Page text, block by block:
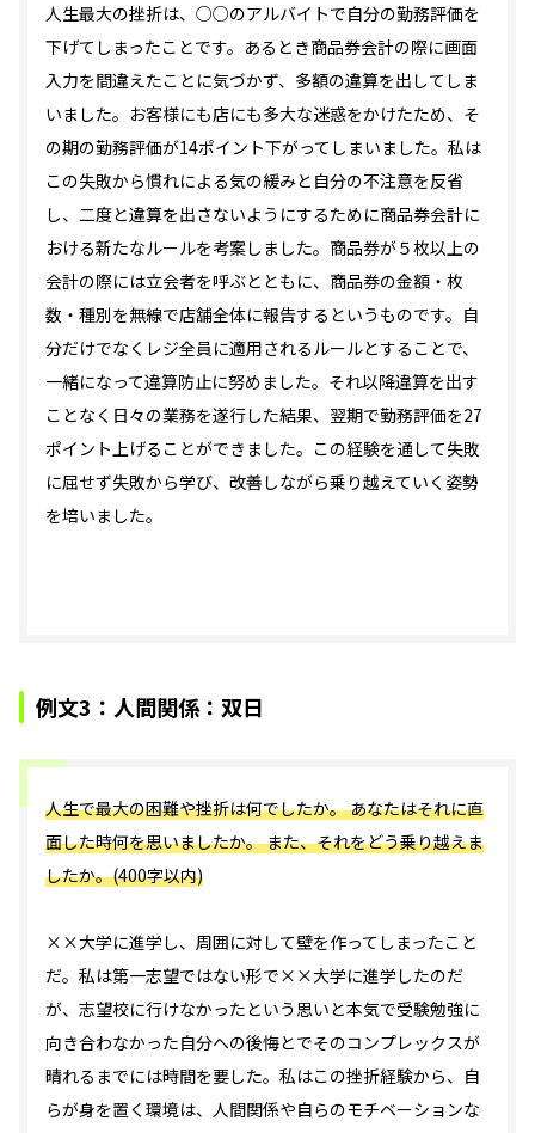
人生最大の挫折は、○○のアルバイトで自分の勤務評価を
下げてしまったことです。あるとき商品券会計の際に画面
入力を間違えたことに気づかず、多額の違算を出してしま
いました。お客様にも店にも多大な迷惑をかけたため、そ
の期の勤務評価が14ポイント下がってしまいました。私は
この失敗から慣れによる気の緩みと自分の不注意を反省
し、二度と違算を出さないようにするために商品券会計に
おける新たなルールを考案しました。商品券が５枚以上の
会計の際には立会者を呼ぶとともに、商品券の金額・枚
数・種別を無線で店舗全体に報告するというものです。自
分だけでなくレジ全員に適用されるルールとすることで、
一緒になって違算防止に努めました。それ以降違算を出す
ことなく日々の業務を遂行した結果、翌期で勤務評価を27
ポイント上げることができました。この経験を通して失敗
に屈せず失敗から学び、改善しながら乗り越えていく姿勢
を培いました。
例文3：人間関係：双日
人生で最大の困難や挫折は何でしたか。 あなたはそれに直
面した時何を思いましたか。 また、それをどう乗り越えま
したか。(400字以内)
××大学に進学し、周囲に対して壁を作ってしまったこと
だ。私は第一志望ではない形で××大学に進学したのだ
が、志望校に行けなかったという思いと本気で受験勉強に
向き合わなかった自分への後悔とでそのコンプレックスが
晴れるまでには時間を要した。私はこの挫折経験から、自
らが身を置く環境は、人間関係や自らのモチベーションな